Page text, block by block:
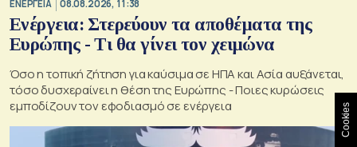
ΕΝΕΡΓΕΙΑ 08.08.2026, 11:38
Ενέργεια: Στερεύουν τα αποθέματα της
Ευρώπης - Τι θα γίνει τον χειμώνα
Όσο η τοπική ζήτηση για καύσιμα σε ΗΠΑ και Ασία αυξάνεται,
τόσο δυσχεραίνει η θέση της Ευρώπης - Ποιες κυρώσεις
εμποδίζουν τον εφοδιασμό σε ενέργεια
Cookies